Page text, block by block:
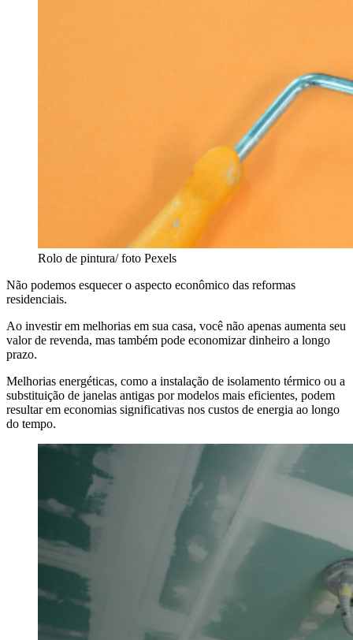
Rolo de pintura/ foto Pexels
Não podemos esquecer o aspecto econômico das reformas
residenciais.
Ao investir em melhorias em sua casa, você não apenas aumenta seu
valor de revenda, mas também pode economizar dinheiro a longo
prazo.
Melhorias energéticas, como a instalação de isolamento térmico ou a
substituição de janelas antigas por modelos mais eficientes, podem
resultar em economias significativas nos custos de energia ao longo
do tempo.